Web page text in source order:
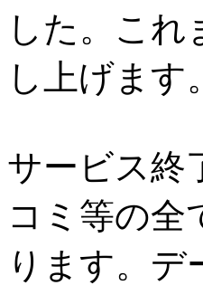
した。これ
し上げます。
サービス終
コミ等の全
ります。